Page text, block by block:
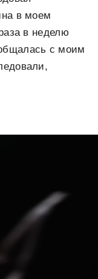
в моем
в неделю
с моим